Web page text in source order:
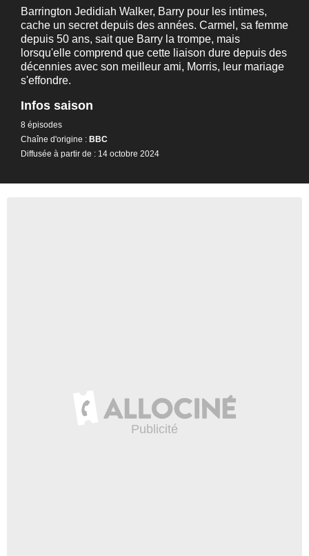
Barrington Jedidiah Walker, Barry pour les intimes,
cache un secret depuis des années. Carmel, sa femme
depuis 50 ans, sait que Barry la trompe, mais
lorsqu'elle comprend que cette liaison dure depuis des
décennies avec son meilleur ami, Morris, leur mariage
s'effondre.
Infos saison
8 épisodes
Chaîne d'origine : BBC
Diffusée à partir de : 14 octobre 2024